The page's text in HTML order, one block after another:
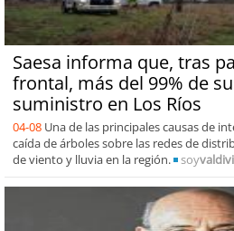
Saesa informa que, tras
frontal, más del 99% de
suministro en Los Ríos
04-08 Una de las principales causas de
caída de árboles sobre las redes de
de viento y lluvia en la región.
soy